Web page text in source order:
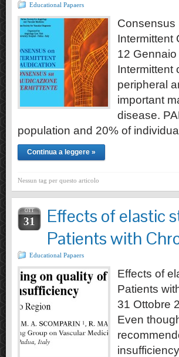
Educational Papaers
Consensus
Intermittent
12
Intermittent
peripheral
important
disease.
population and 20% of
Continua a leggere »
Nessun tag per questo articolo
OTT
31
Effects of elastic
Patients with
Educational Papaers
Effects of
Patients
31 Ottobre
Even